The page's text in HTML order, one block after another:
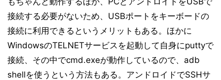
接続する必要がないため、USBポートをキーボードの
接続に利用できるというメリットもある。ほかに
WindowsのTELNETサービスを起動して自身にputtyで
接続、その中でcmd.exeが動作しているので、adb
shellを使うという方法もある。アンドロイドでSSHサ